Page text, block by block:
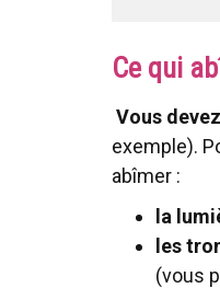
Ce qui
Vous
exemple).
abîmer :
la
les
(vous